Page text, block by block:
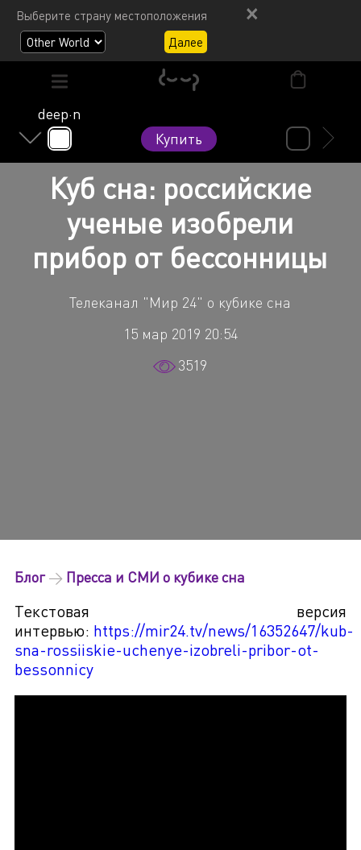
Выберите страну местоположения
Далее
deep·n
Купить
Куб сна: российские
ученые изобрели
прибор от бессонницы
Телеканал "Мир 24" о кубике сна
15 мар 2019 20:54
3519
Блог→ Пресса и СМИ о кубике сна
Текстовая версия
интервью: https://mir24.tv/news/16352647/kub-
sna-rossiiskie-uchenye-izobreli-pribor-ot-
bessonnicy